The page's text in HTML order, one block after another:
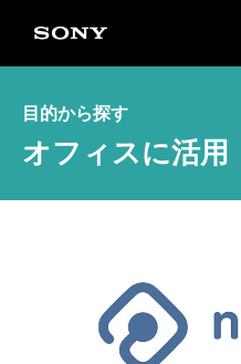
目的から探す
オフィスに活用